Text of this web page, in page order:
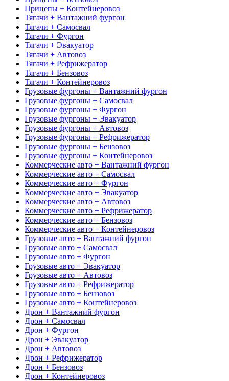
Прицепы + Контейнеровоз
Тягачи + Вантажний фургон
Тягачи + Самосвал
Тягачи + Фургон
Тягачи + Эвакуатор
Тягачи + Автовоз
Тягачи + Рефрижератор
Тягачи + Бензовоз
Тягачи + Контейнеровоз
Грузовые фургоны + Вантажний фургон
Грузовые фургоны + Самосвал
Грузовые фургоны + Фургон
Грузовые фургоны + Эвакуатор
Грузовые фургоны + Автовоз
Грузовые фургоны + Рефрижератор
Грузовые фургоны + Бензовоз
Грузовые фургоны + Контейнеровоз
Коммерческие авто + Вантажний фургон
Коммерческие авто + Самосвал
Коммерческие авто + Фургон
Коммерческие авто + Эвакуатор
Коммерческие авто + Автовоз
Коммерческие авто + Рефрижератор
Коммерческие авто + Бензовоз
Коммерческие авто + Контейнеровоз
Грузовые авто + Вантажний фургон
Грузовые авто + Самосвал
Грузовые авто + Фургон
Грузовые авто + Эвакуатор
Грузовые авто + Автовоз
Грузовые авто + Рефрижератор
Грузовые авто + Бензовоз
Грузовые авто + Контейнеровоз
Дрон + Вантажний фургон
Дрон + Самосвал
Дрон + Фургон
Дрон + Эвакуатор
Дрон + Автовоз
Дрон + Рефрижератор
Дрон + Бензовоз
Дрон + Контейнеровоз